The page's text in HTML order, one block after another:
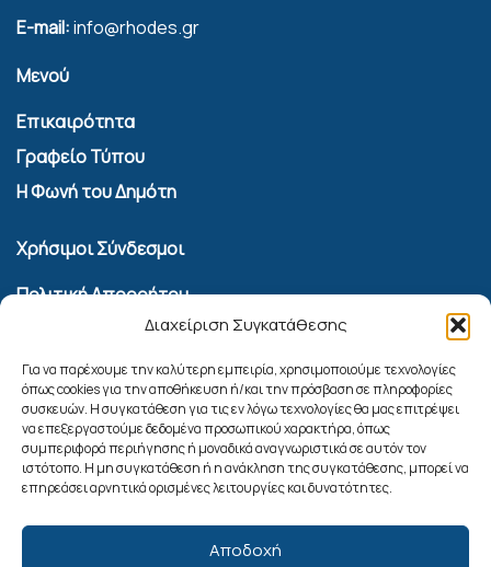
Διαχείριση Συγκατάθεσης
Για να παρέχουμε την καλύτερη εμπειρία, χρησιμοποιούμε τεχνολογίες
όπως cookies για την αποθήκευση ή/και την πρόσβαση σε πληροφορίες
συσκευών. Η συγκατάθεση για τις εν λόγω τεχνολογίες θα μας επιτρέψει
να επεξεργαστούμε δεδομένα προσωπικού χαρακτήρα, όπως
συμπεριφορά περιήγησης ή μοναδικά αναγνωριστικά σε αυτόν τον
ιστότοπο. Η μη συγκατάθεση ή η ανάκληση της συγκατάθεσης, μπορεί να
επηρεάσει αρνητικά ορισμένες λειτουργίες και δυνατότητες.
Αποδοχή
E-mail:info@rhodes.gr
Μενού
Επικαιρότητα
Γραφείο Τύπου
Η Φωνή του Δημότη
Χρήσιμοι Σύνδεσμοι
Πολιτική Απορρήτου
Όροι Χρήσης Υπηρεσίας Επικοινωνίας
Πολιτική Cookies (ΕΕ)
Αναζήτηση